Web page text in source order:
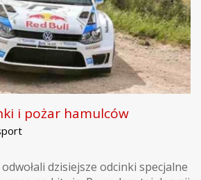
i pożar hamulców
dzisiejsze odcinki specjalne